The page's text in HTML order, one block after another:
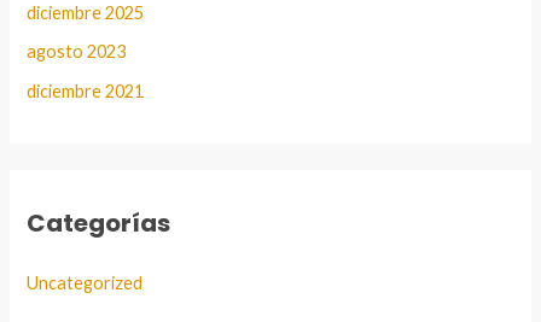
diciembre 2025
agosto 2023
diciembre 2021
Categorías
Uncategorized